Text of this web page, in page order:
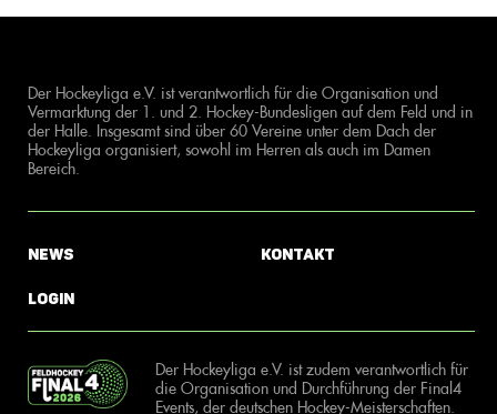
Der Hockeyliga e.V. ist verantwortlich für die Organisation und
Vermarktung der 1. und 2. Hockey-Bundesligen auf dem Feld und in
der Halle. Insgesamt sind über 60 Vereine unter dem Dach der
Hockeyliga organisiert, sowohl im Herren als auch im Damen
Bereich.
News
Login
Kontakt
Der Hockeyliga e.V. ist zudem verantwortlich für
die Organisation und Durchführung der Final4
Events, der deutschen Hockey-Meisterschaften.